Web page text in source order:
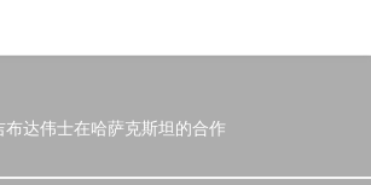
达伟士在哈萨克斯坦的合作